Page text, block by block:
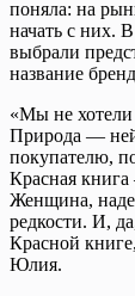
поняла: на
начать с них.
выбрали
название
«Мы не хотели
Природа —
покупателю,
Красная
Женщина,
редкости. И,
Красной
Юлия.